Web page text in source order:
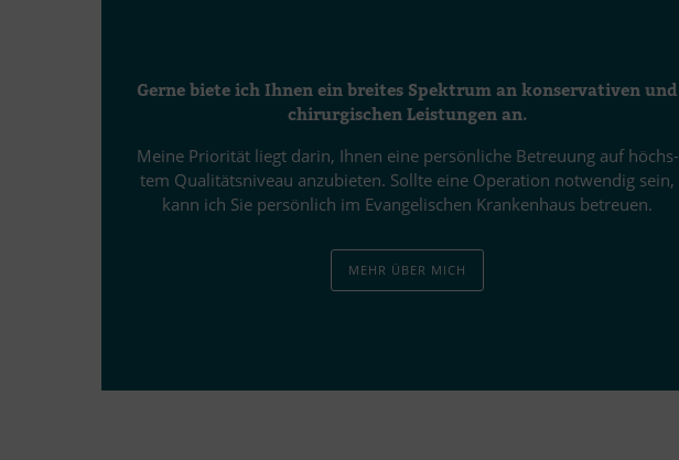
Gerne biete ich Ih­nen ein brei­tes Spek­trum an kon­ser­va­ti­ven und
chir­ur­gi­schen Leis­tun­gen an.
Meine Prio­ri­tät liegt darin, Ih­nen eine per­sön­li­che Be­treu­ung auf höchs­
tem Qua­li­täts­ni­veau an­zu­bie­ten. Sollte eine Ope­ra­tion not­wen­dig sein,
kann ich Sie per­sön­lich im Evan­ge­li­schen Kran­ken­haus betreuen.
MEHR ÜBER MICH